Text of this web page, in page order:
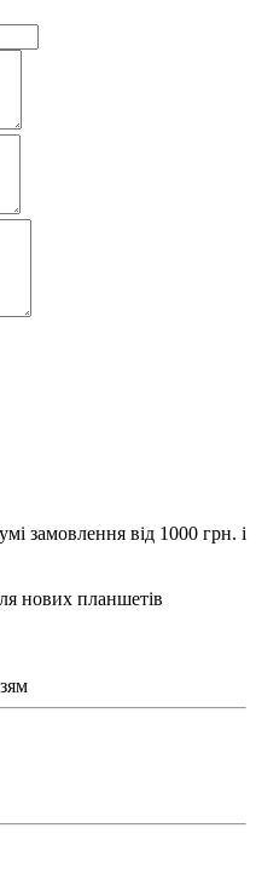
замовлення від 1000 грн. і
нових планшетів